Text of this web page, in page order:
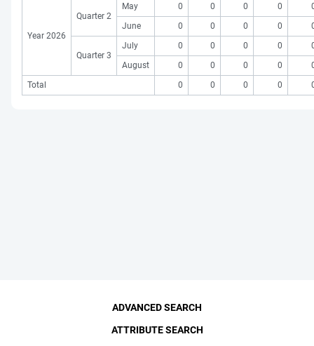
Year 2026
Quarter 2
May 0 0 0 0
June
0 0 0 0
Quarter 3
July 0 0 0 0
August
0 0 0 0
Total
0 0 0 0
ADVANCED SEARCH
ATTRIBUTE SEARCH